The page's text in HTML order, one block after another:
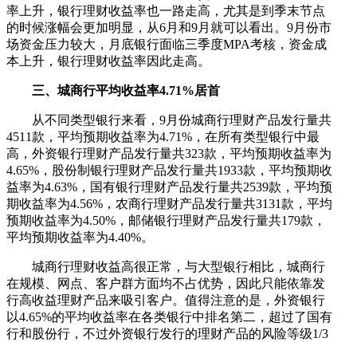
率上升，银行理财收益率也一路走高，尤其是到季末节点
的时候涨幅会更加明显，从6月和9月就可以看出。9月份市
场资金压力较大，月底银行面临三季度MPA考核，资金成
本上升，银行理财收益率因此走高。
三、城商行平均收益率4.71%居首
从不同类型银行来看，9月份城商行理财产品发行量共
4511款，平均预期收益率为4.71%，在所有类型银行中最
高，外资银行理财产品发行量共323款，平均预期收益率为
4.65%，股份制银行理财产品发行量共1933款，平均预期收
益率为4.63%，国有银行理财产品发行量共2539款，平均预
期收益率为4.56%，农商行理财产品发行量共3131款，平均
预期收益率为4.50%，邮储银行理财产品发行量共179款，
平均预期收益率为4.40%。
城商行理财收益高很正常，与大型银行相比，城商行
在规模、网点、客户群方面均不占优势，因此只能依靠发
行高收益理财产品来吸引客户。值得注意的是，外资银行
以4.65%的平均收益率在各类银行中排名第二，超过了国有
行和股份行，不过外资银行发行的理财产品的风险等级1/3